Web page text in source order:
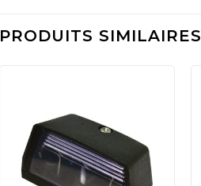
PRODUITS SIMILAIRES